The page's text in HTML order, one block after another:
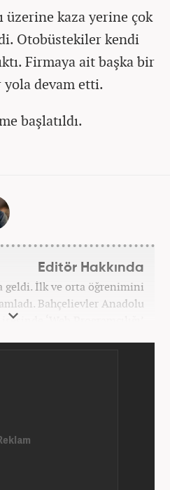
üzerine kaza yerine çok
Otobüstekiler kendi
Firmaya ait başka bir
yola devam etti.
başlatıldı.
Editör Hakkında
geldi. İlk ve orta öğrenimini
Bahçelievler Anadolu
‘Web Programcılığı’
birçok haber ve